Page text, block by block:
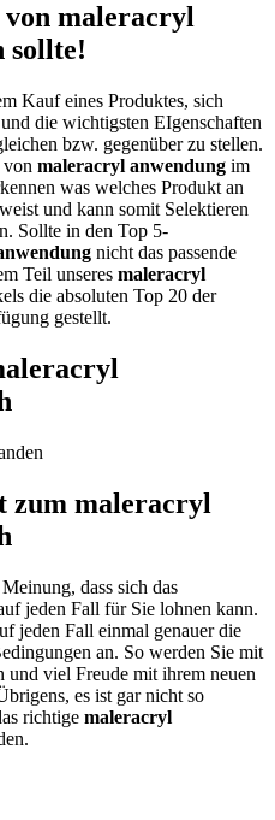
maleracryl
sollte!
Kauf eines Produktes, sich
die wichtigsten EIgenschaften
bzw. gegenüber zu stellen.
maleracryl anwendung im
was welches Produkt an
und kann somit Selektieren
Sollte in den Top 5-
nicht das passende
Teil unseres maleracryl
die absoluten Top 20 der
gestellt.
zum maleracryl
dass sich das
jeden Fall für Sie lohnen kann.
jeden Fall einmal genauer die
an. So werden Sie mit
und viel Freude mit ihrem neuen
es ist gar nicht so
richtige maleracryl